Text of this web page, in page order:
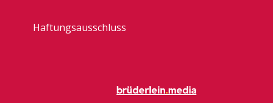
Haftungsausschluss